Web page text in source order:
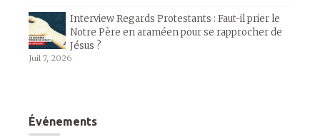
Interview Regards Protestants : Faut-il prier le
Notre Père en araméen pour se rapprocher de
Jésus ?
Juil 7, 2026
Événements